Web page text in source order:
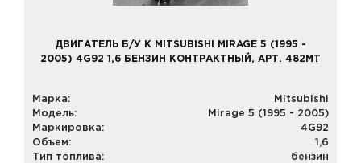
ДВИГАТЕЛЬ Б/У К MITSUBISHI MIRAGE 5 (1995 -
2005) 4G92 1,6 БЕНЗИН КОНТРАКТНЫЙ, АРТ. 482MT
Марка:
Mitsubishi
Модель:
Mirage 5 (1995 - 2005)
Маркировка:
4G92
Объем:
1,6
Тип топлива:
бензин